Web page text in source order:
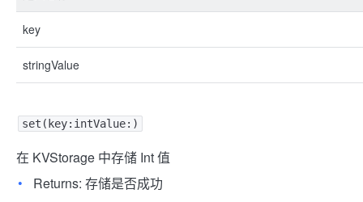
key
stringValue
set(key:intValue:)
在 KVStorage 中存储 Int 值
Returns: 存储是否成功